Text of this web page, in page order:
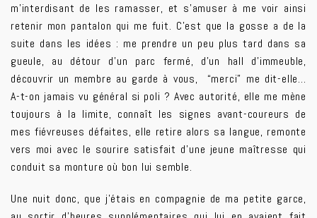
m’interdisant de les ramasser, et s’amuser à me voir ainsi
retenir mon pantalon qui me fuit. C’est que la gosse a de la
suite dans les idées : me prendre un peu plus tard dans sa
gueule, au détour d’un parc fermé, d’un hall d’immeuble,
découvrir un membre au garde à vous, “merci” me dit-elle…
A-t-on jamais vu général si poli ? Avec autorité, elle me mène
toujours à la limite, connaît les signes avant-coureurs de
mes fiévreuses défaites, elle retire alors sa langue, remonte
vers moi avec le sourire satisfait d’une jeune maîtresse qui
conduit sa monture où bon lui semble.
Une nuit donc, que j’étais en compagnie de ma petite garce,